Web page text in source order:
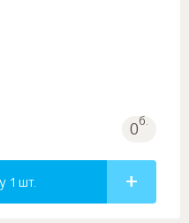
0б.
1 шт.